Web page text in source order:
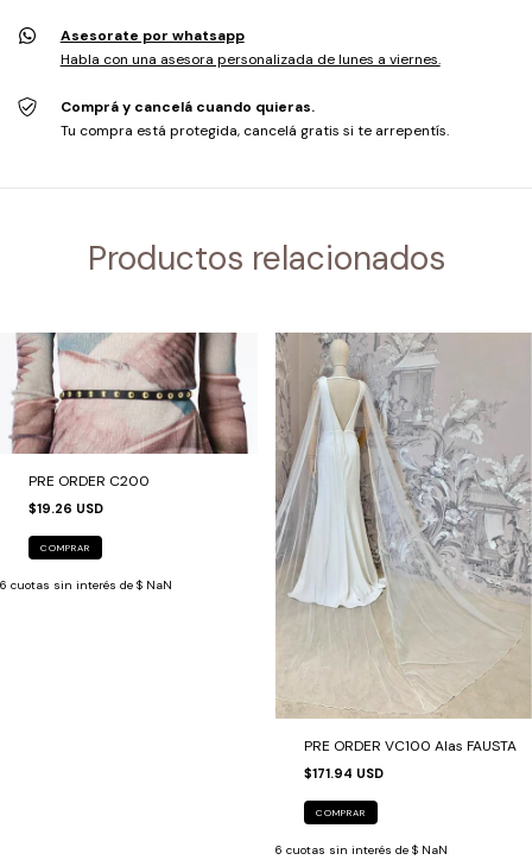
Asesorate por whatsapp
Habla con una asesora personalizada de lunes a viernes.
Comprá y cancelá cuando quieras.
Tu compra está protegida, cancelá gratis si te arrepentís.
Productos relacionados
PRE ORDER C200
$19.26 USD
COMPRAR
6 cuotas sin interés de $ NaN
PRE ORDER VC100 Alas FAUSTA
$171.94 USD
COMPRAR
6 cuotas sin interés de $ NaN